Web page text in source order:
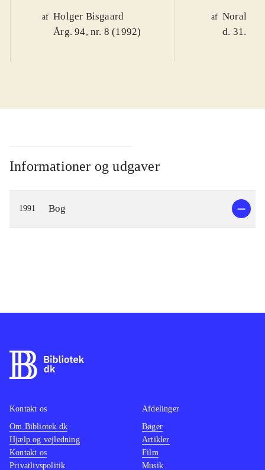
af Holger Bisgaard
Årg. 94, nr. 8 (1992)
af Noralv
d. 31.
Informationer og udgaver
1991 Bog
Kontakt os
Om Bibliotek.dk
Hjælp og vejledning
Kontakt os
Privatlivspolitik
Afdelinger
Bøger
Artikler
Film
Musik